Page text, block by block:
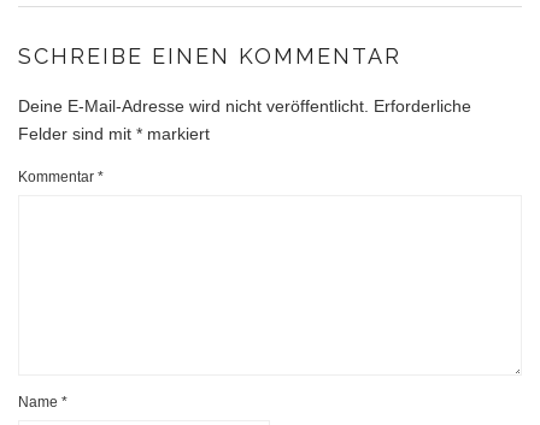
SCHREIBE EINEN KOMMENTAR
Deine E-Mail-Adresse wird nicht veröffentlicht. Erforderliche
Felder sind mit * markiert
Kommentar *
Name *